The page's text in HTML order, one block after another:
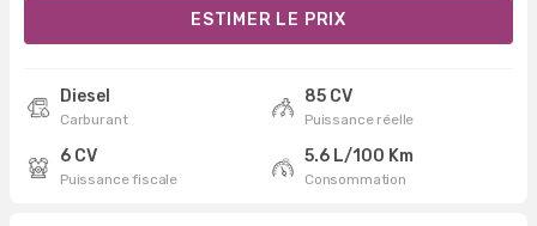
ESTIMER LE PRIX
Diesel
Carburant
85 CV
Puissance réelle
6 CV
Puissance fiscale
5.6 L/100 Km
Consommation